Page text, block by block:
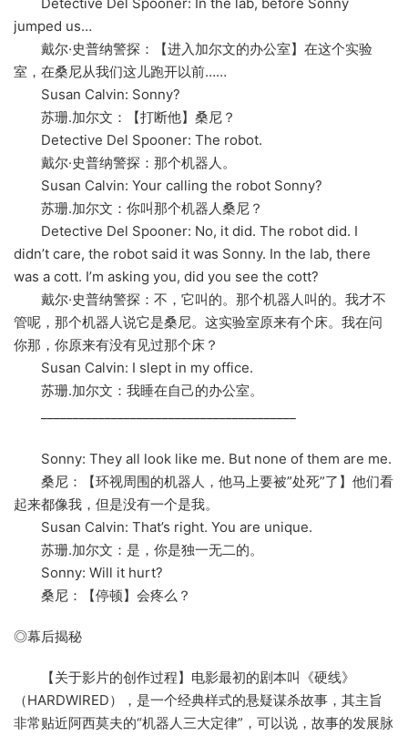
jumped us…
戴尔·史普纳警探：【进入加尔文的办公室】在这个实验
室，在桑尼从我们这儿跑开以前……
Susan Calvin: Sonny?
苏珊.加尔文：【打断他】桑尼？
Detective Del Spooner: The robot.
戴尔·史普纳警探：那个机器人。
Susan Calvin: Your calling the robot Sonny?
苏珊.加尔文：你叫那个机器人桑尼？
Detective Del Spooner: No, it did. The robot did. I
didn’t care, the robot said it was Sonny. In the lab, there
was a cott. I’m asking you, did you see the cott?
戴尔·史普纳警探：不，它叫的。那个机器人叫的。我才不
管呢，那个机器人说它是桑尼。这实验室原来有个床。我在问
你那，你原来有没有见过那个床？
Susan Calvin: I slept in my office.
苏珊.加尔文：我睡在自己的办公室。
Sonny: They all look like me. But none of them are me.
桑尼：【环视周围的机器人，他马上要被”处死”了】他们看
起来都像我，但是没有一个是我。
Susan Calvin: That’s right. You are unique.
苏珊.加尔文：是，你是独一无二的。
Sonny: Will it hurt?
桑尼：【停顿】会疼么？
◎幕后揭秘
【关于影片的创作过程】电影最初的剧本叫《硬线》
（HARDWIRED），是一个经典样式的悬疑谋杀故事，其主旨
非常贴近阿西莫夫的“机器人三大定律”，可以说，故事的发展脉